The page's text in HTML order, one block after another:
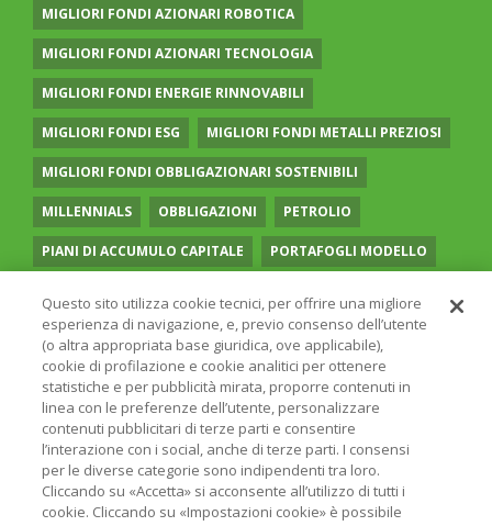
MIGLIORI FONDI AZIONARI ROBOTICA
MIGLIORI FONDI AZIONARI TECNOLOGIA
MIGLIORI FONDI ENERGIE RINNOVABILI
MIGLIORI FONDI ESG MIGLIORI FONDI METALLI PREZIOSI
MIGLIORI FONDI OBBLIGAZIONARI SOSTENIBILI
MILLENNIALS OBBLIGAZIONI PETROLIO
PIANI DI ACCUMULO CAPITALE PORTAFOGLI MODELLO
RISPARMIO GESTITO SOCIAL MEDIA STILE VALUE
TASSI UGUAGLIANZA DI GENERE VOLATILITÀ
© 2026 ONLINE SIM - ONLINE SIM È UNA SOCIETÀ DEL
GRUPPO BANCARIOERSEL - P.IVA 12927410154
Questo sito utilizza cookie tecnici, per offrire una migliore
esperienza di navigazione, e, previo consenso dell’utente
(o altra appropriata base giuridica, ove applicabile),
cookie di profilazione e cookie analitici per ottenere
statistiche e per pubblicità mirata, proporre contenuti in
linea con le preferenze dell’utente, personalizzare
contenuti pubblicitari di terze parti e consentire
l’interazione con i social, anche di terze parti. I consensi
per le diverse categorie sono indipendenti tra loro.
Cliccando su «Accetta» si acconsente all’utilizzo di tutti i
cookie. Cliccando su «Impostazioni cookie» è possibile